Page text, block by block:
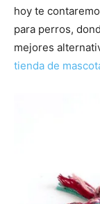
hoy te
para perros,
mejores
tienda de